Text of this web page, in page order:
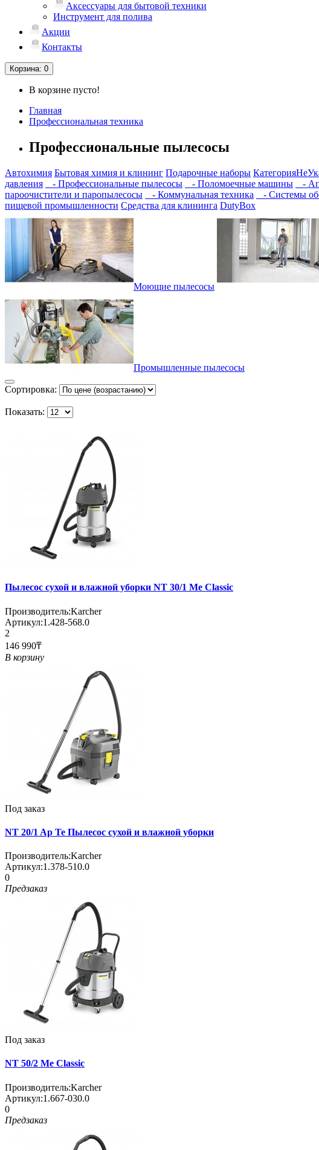
Аксессуары для бытовой техники
Инструмент для полива
Акции
Контакты
Корзина: 0
В корзине пусто!
Главная
Профессиональная техника
Профессиональные пылесосы
Автохимия Бытовая химия и клининг Подарочные наборы
давления
- Профессиональные пылесосы - Поломоечные машины -
пароочистители и паропылесосы
- Коммунальная техника - Системы
пищевой промышленности Средства для клининга DutyBox
Моющие пылесосы
Промышленные пылесосы
Сортировка:
Показать:
Пылесос сухой и влажной уборки NT 30/1 Me Classic
Производитель:Karcher
Артикул:1.428-568.0
2
146 990₸
В корзину
Под заказ
NT 20/1 Ap Te Пылесос сухой и влажной уборки
Производитель:Karcher
Артикул:1.378-510.0
0
Предзаказ
Под заказ
NT 50/2 Me Classic
Производитель:Karcher
Артикул:1.667-030.0
0
Предзаказ